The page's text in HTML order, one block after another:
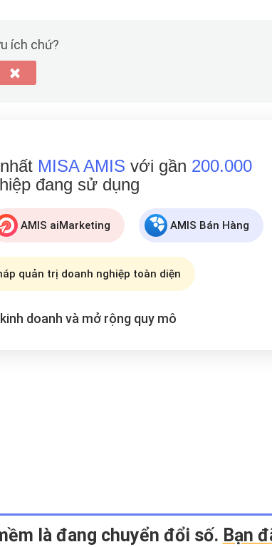
ích chứ?
MISA AMIS với gần 200.000
đang sử dụng
AMIS aiMarketing AMIS Bán Hàng
quản trị doanh nghiệp toàn diện
doanh và mở rộng quy mô
là đang chuyển đổi số. Bạn